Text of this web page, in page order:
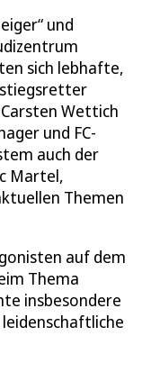
und
sich lebhafte,
Wettich
und FC-
auch der
Martel,
Themen
auf dem
Thema
insbesondere